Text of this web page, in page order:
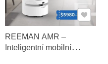
REEMAN AMR –
Inteligentní mobilní
Přidat k